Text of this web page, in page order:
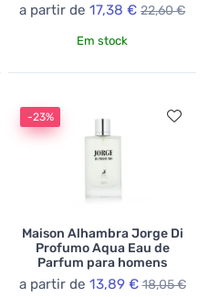
a partir de 17,38 € 22,60 €
Em stock
-23%
Maison Alhambra Jorge Di
Profumo Aqua Eau de
Parfum para homens
a partir de 13,89 € 18,05 €